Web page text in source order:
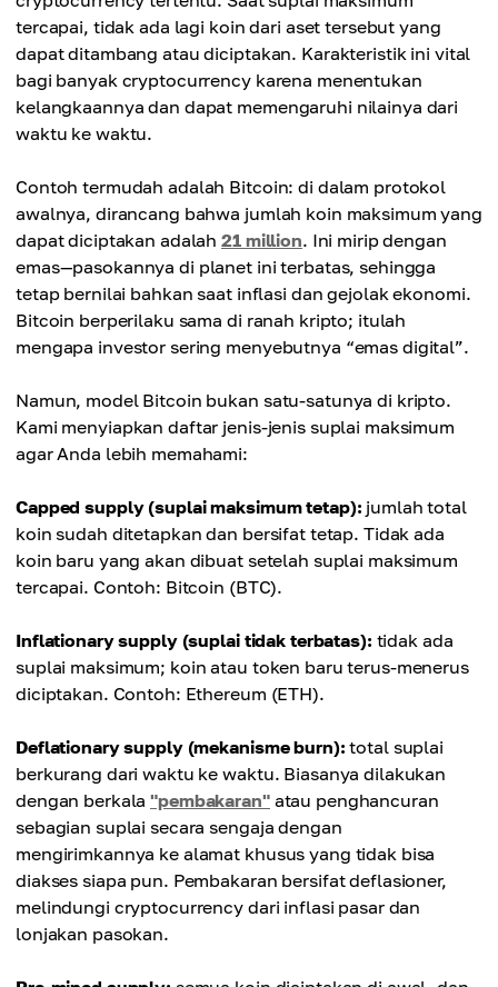
tercapai, tidak ada lagi koin dari aset tersebut yang
dapat ditambang atau diciptakan. Karakteristik ini vital
bagi banyak cryptocurrency karena menentukan
kelangkaannya dan dapat memengaruhi nilainya dari
waktu ke waktu.
Contoh termudah adalah Bitcoin: di dalam protokol
awalnya, dirancang bahwa jumlah koin maksimum yang
dapat diciptakan adalah21 million. Ini mirip dengan
emas—pasokannya di planet ini terbatas, sehingga
tetap bernilai bahkan saat inflasi dan gejolak ekonomi.
Bitcoin berperilaku sama di ranah kripto; itulah
mengapa investor sering menyebutnya “emas digital”.
Namun, model Bitcoin bukan satu-satunya di kripto.
Kami menyiapkan daftar jenis-jenis suplai maksimum
agar Anda lebih memahami:
Capped supply (suplai maksimum tetap): jumlah total
koin sudah ditetapkan dan bersifat tetap. Tidak ada
koin baru yang akan dibuat setelah suplai maksimum
tercapai. Contoh: Bitcoin (BTC).
Inflationary supply (suplai tidak terbatas): tidak ada
suplai maksimum; koin atau token baru terus-menerus
diciptakan. Contoh: Ethereum (ETH).
Deflationary supply (mekanisme burn): total suplai
berkurang dari waktu ke waktu. Biasanya dilakukan
dengan berkala"pembakaran"atau penghancuran
sebagian suplai secara sengaja dengan
mengirimkannya ke alamat khusus yang tidak bisa
diakses siapa pun. Pembakaran bersifat deflasioner,
melindungi cryptocurrency dari inflasi pasar dan
lonjakan pasokan.